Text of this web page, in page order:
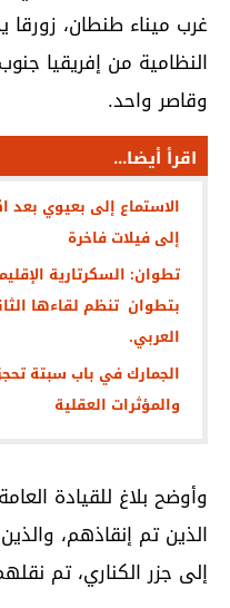
النظامية من إفريقيا
وقاصر واحد.
اقرأ أيضا...
الاستماع إلى بعيوي
إلى فيلات فاخرة
تطوان: السكرتارية
بتطوان تنظم لقاءها
العربي.
الجمارك في باب سبتة
والمؤثرات العقلية
وأوضح بلاغ للقيادة
الذين تم إنقاذهم،
إلى جزر الكناري، تم